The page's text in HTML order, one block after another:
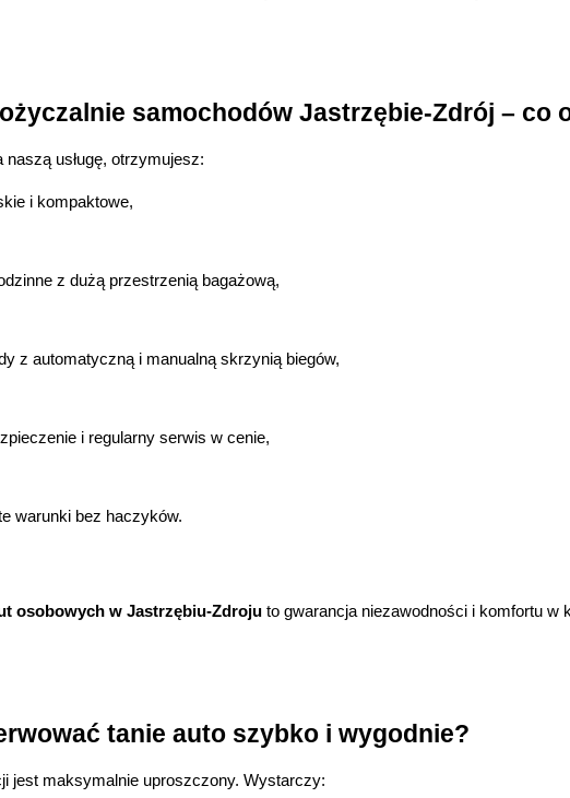
samochodów Jastrzębie-Zdrój – co
naszą usługę, otrzymujesz:
i kompaktowe,
z dużą przestrzenią bagażową,
z automatyczną i manualną skrzynią biegów,
i regularny serwis w cenie,
warunki bez haczyków.
osobowych w Jastrzębiu-Zdroju to gwarancja niezawodności i komfortu w
tanie auto szybko i wygodnie?
jest maksymalnie uproszczony. Wystarczy: